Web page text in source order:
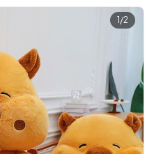
1 /2